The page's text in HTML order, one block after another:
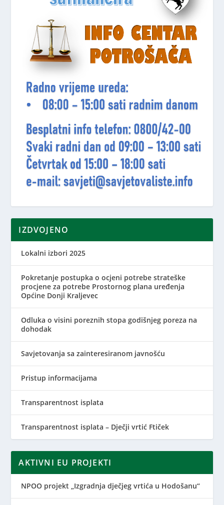
IZDVOJENO
Lokalni izbori 2025
Pokretanje postupka o ocjeni potrebe strateške
procjene za potrebe Prostornog plana uređenja
Općine Donji Kraljevec
Odluka o visini poreznih stopa godišnjeg poreza na
dohodak
Savjetovanja sa zainteresiranom javnošću
Pristup informacijama
Transparentnost isplata
Transparentnost isplata – Dječji vrtić Ftiček
AKTIVNI EU PROJEKTI
NPOO projekt „Izgradnja dječjeg vrtića u Hodošanu“